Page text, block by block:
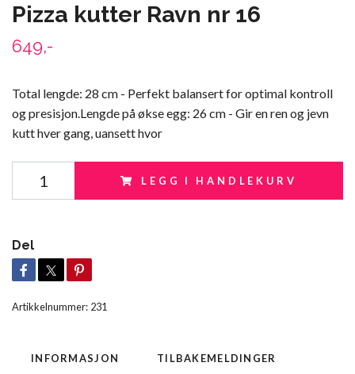
Pizza kutter Ravn nr 16
649,-
Total lengde: 28 cm - Perfekt balansert for optimal kontroll
og presisjon.Lengde på økse egg: 26 cm - Gir en ren og jevn
kutt hver gang, uansett hvor
LEGG I HANDLEKURV
Del
Artikkelnummer: 231
INFORMASJON TILBAKEMELDINGER